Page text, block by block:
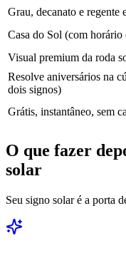
Grau, decanato e regente
Casa do Sol (com horário
Visual premium da roda
Resolve aniversários na
dois signos)
Grátis, instantâneo, sem
O que fazer
solar
Seu signo solar é a porta